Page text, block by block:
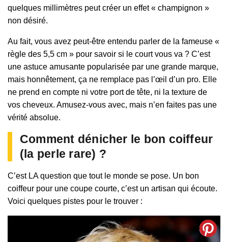
quelques millimètres peut créer un effet « champignon »
non désiré.
Au fait, vous avez peut-être entendu parler de la fameuse «
règle des 5,5 cm » pour savoir si le court vous va ? C’est
une astuce amusante popularisée par une grande marque,
mais honnêtement, ça ne remplace pas l’œil d’un pro. Elle
ne prend en compte ni votre port de tête, ni la texture de
vos cheveux. Amusez-vous avec, mais n’en faites pas une
vérité absolue.
Comment dénicher le bon coiffeur
(la perle rare) ?
C’est LA question que tout le monde se pose. Un bon
coiffeur pour une coupe courte, c’est un artisan qui écoute.
Voici quelques pistes pour le trouver :